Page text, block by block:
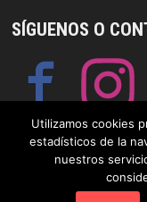
SÍGUENOS O
© Copyright
Utilizamos cookies
estadísticos de la
nuestros